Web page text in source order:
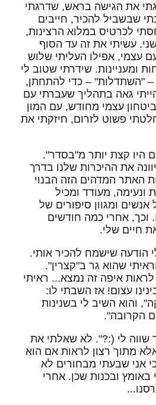
את הגישה בראש, שדרגתי
שבשביל להכיר, חייבים
לכרטיס במלוא הרצינות,
עשיתי את זה עד הסוף
עצמי, אפילו העליתי שלוש
ומעניינות. שידרתי שטוב לי
"השתדלות" – כדי להתחתן,
גאה בתהליך שעברתי עם
עצמי מחודש, עם המון
פשוט לזרום, חיזקתי את
היו קצת יותר מ"בסדר".
את ההיכרות שלנו בדרך
האתר המדהים הזה הבנוי
ונעימה, מעודד ומכיל
ומגוון סיפורים של
וכך, אחרי כמה חודשים
חיים שלי.
שישמח להכיר אותי.
שהוא גר ב"קצרין".
לראות איפה זה נמצא... ראיתי
עצום! אז השבתי לו:
והוא השיב לי בשנינות
הקרובה".
שווה לי (:?". לא שאלתי את
מתוך רצון לראות אם הוא
אני שבעתי מבחורים לא
באומץ ובכנות שכן. אחרי